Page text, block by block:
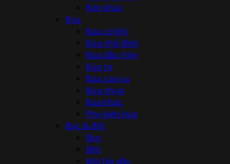
Kìm khác
Búa
Búa cơ khí
Búa nhổ đinh
Búa đầu tròn
Búa tạ
Búa cao su
Búa nhựa
Búa khác
Phụ kiện búa
Đục & đột
Đục
Đột
Mũi lấy dấu